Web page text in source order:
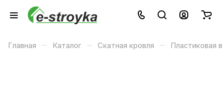
Главная – Каталог – Скатная кровля – Пластиковая